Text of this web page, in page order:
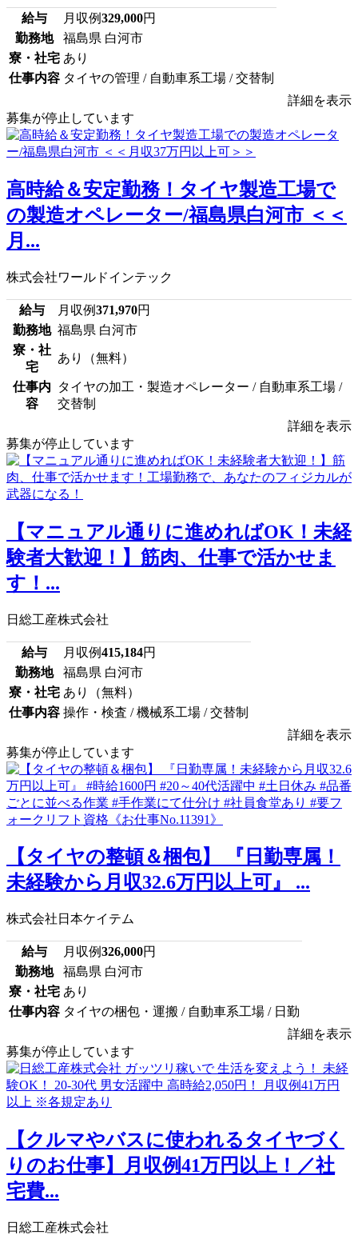
給与 月収例329,000円
勤務地
福島県 白河市
寮・社宅 あり
仕事内容 タイヤの管理 / 自動車系工場 / 交替制
詳細を表示
募集が停止しています
高時給＆安定勤務！タイヤ製造工場で
の製造オペレーター/福島県白河市 ＜＜
月...
株式会社ワールドインテック
給与 月収例371,970円
勤務地 福島県 白河市
寮・社
宅
あり（無料）
仕事内
容
タイヤの加工・製造オペレーター / 自動車系工場 /
交替制
詳細を表示
募集が停止しています
【マニュアル通りに進めればOK！未経
験者大歓迎！】筋肉、仕事で活かせま
す！...
日総工産株式会社
給与 月収例415,184円
勤務地
福島県 白河市
寮・社宅 あり（無料）
仕事内容 操作・検査 / 機械系工場 / 交替制
詳細を表示
募集が停止しています
【タイヤの整頓＆梱包】 『日勤専属！
未経験から月収32.6万円以上可』 ...
株式会社日本ケイテム
給与 月収例326,000円
勤務地
福島県 白河市
寮・社宅 あり
仕事内容 タイヤの梱包・運搬 / 自動車系工場 / 日勤
詳細を表示
募集が停止しています
【クルマやバスに使われるタイヤづく
りのお仕事】月収例41万円以上！／社
宅費...
日総工産株式会社